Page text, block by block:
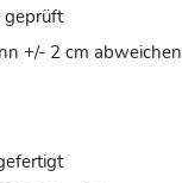
geprüft
+/- 2 cm abweichen